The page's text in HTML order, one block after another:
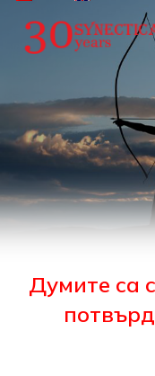
Думите са